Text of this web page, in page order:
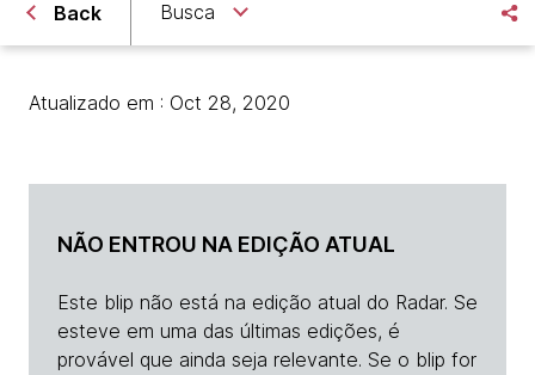
Back Busca
Atualizado em : Oct 28, 2020
NÃO ENTROU NA EDIÇÃO ATUAL
Este blip não está na edição atual do Radar. Se
esteve em uma das últimas edições, é
provável que ainda seja relevante. Se o blip for